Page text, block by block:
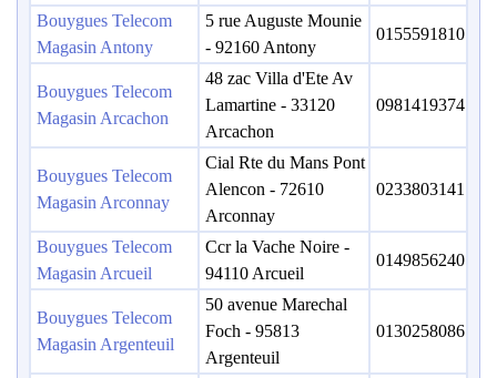
Bouygues Telecom
Magasin Antony
5 rue Auguste Mounie
- 92160 Antony
0155591810
Bouygues Telecom
Magasin Arcachon
48 zac Villa d'Ete Av
Lamartine - 33120
Arcachon
0981419374
Bouygues Telecom
Magasin Arconnay
Cial Rte du Mans Pont
Alencon - 72610
Arconnay
0233803141
Bouygues Telecom
Magasin Arcueil
Ccr la Vache Noire -
94110 Arcueil
0149856240
Bouygues Telecom
Magasin Argenteuil
50 avenue Marechal
Foch - 95813
Argenteuil
0130258086